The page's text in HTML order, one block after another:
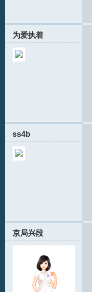
为爱执着
ss4b
京局兴段